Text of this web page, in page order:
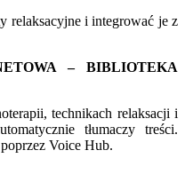
relaksacyjne i integrować je z
– BIBLIOTEKA
technikach relaksacji i
tłumaczy treści.
Voice Hub.